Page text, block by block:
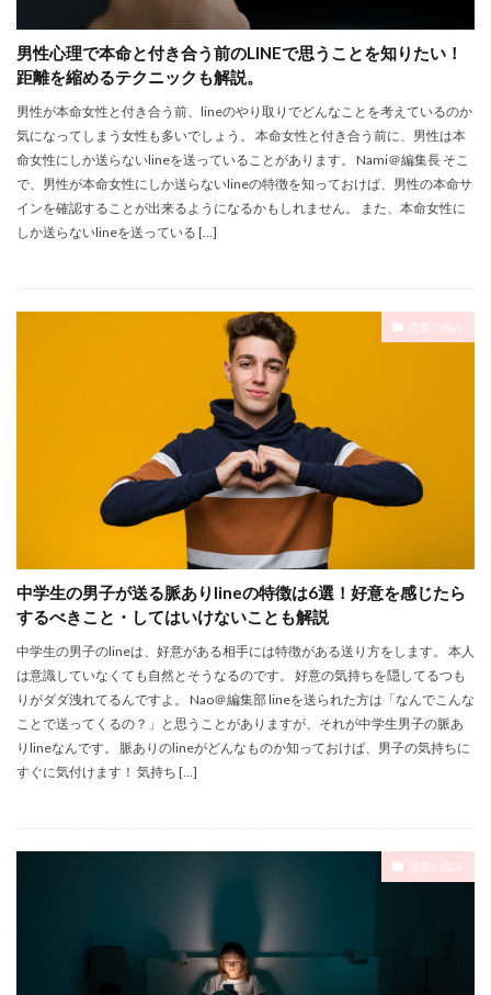
男性心理で本命と付き合う前のLINEで思うことを知りたい！
距離を縮めるテクニックも解説。
男性が本命女性と付き合う前、lineのやり取りでどんなことを考えているのか
気になってしまう女性も多いでしょう。 本命女性と付き合う前に、男性は本
命女性にしか送らないlineを送っていることがあります。 Nami＠編集長 そこ
で、男性が本命女性にしか送らないlineの特徴を知っておけば、男性の本命サ
インを確認することが出来るようになるかもしれません。 また、本命女性に
しか送らないlineを送っている […]
恋愛の悩み
中学生の男子が送る脈ありlineの特徴は6選！好意を感じたら
するべきこと・してはいけないことも解説
中学生の男子のlineは、好意がある相手には特徴がある送り方をします。 本人
は意識していなくても自然とそうなるのです。 好意の気持ちを隠してるつも
りがダダ洩れてるんですよ。 Nao＠編集部 lineを送られた方は「なんでこんな
ことで送ってくるの？」と思うことがありますが、それが中学生男子の脈あ
りlineなんです。 脈ありのlineがどんなものか知っておけば、男子の気持ちに
すぐに気付けます！ 気持ち […]
恋愛の悩み